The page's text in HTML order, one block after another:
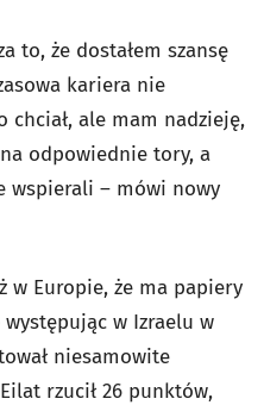
to, że dostałem szansę
kariera nie
chciał, ale mam nadzieję,
odpowiednie tory, a
wspierali – mówi nowy
w Europie, że ma papiery
występując w Izraelu w
niesamowite
rzucił 26 punktów,